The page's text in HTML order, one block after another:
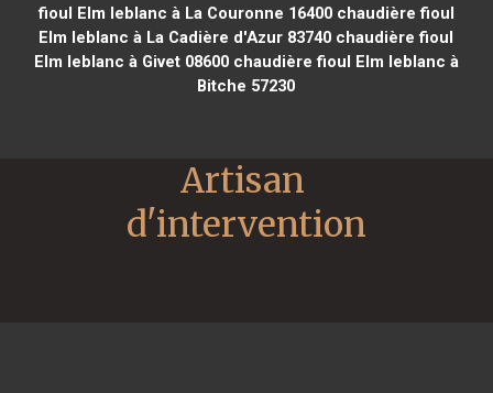
fioul Elm leblanc à La Couronne 16400chaudière fioul
Elm leblanc à La Cadière d'Azur 83740 chaudière fioul
Elm leblanc à Givet 08600chaudière fioul Elm leblanc à
Bitche 57230
Artisan
d'intervention